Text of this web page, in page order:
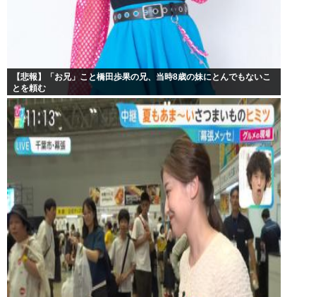
【悲報】「お兄」こと橋田歩果の兄、当時8歳の妹にとんでもないこ
とを頼む